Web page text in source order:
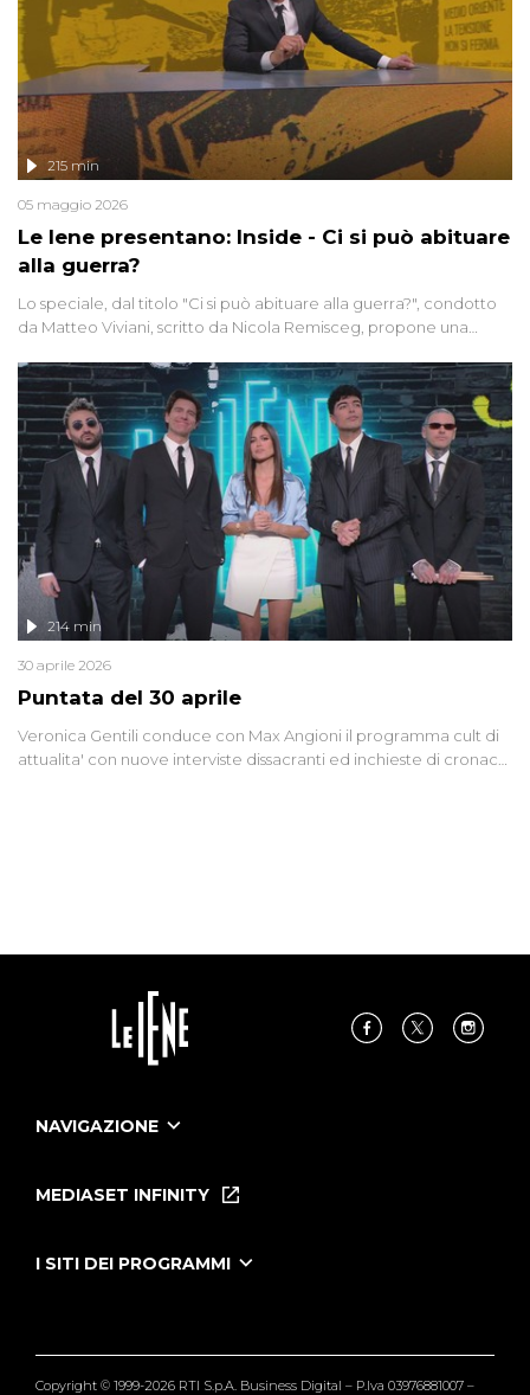
Le Iene presentano: Inside - Ci si può abituare
alla guerra?
215 min
05 maggio 2026
Lo speciale, dal titolo "Ci si può abituare alla guerra?", condotto
da Matteo Viviani, scritto da Nicola Remisceg, propone una
di settore - su quanto la guerra sia diventata una realtà pervasiva.
Anche se l'Italia non è direttamente coinvolta in conflitti armati, il
contesto globale rende impossibile considerarla un fenomeno
lontano.
Puntata del 30 aprile
214 min
30 aprile 2026
Veronica Gentili conduce con Max Angioni il programma cult di
attualita' con nuove interviste dissacranti ed inchieste di cronaca
NAVIGAZIONE
Le Iene Presentano Inside
Tutti i servizi
MEDIASET INFINITY
I SITI DEI PROGRAMMI
Copyright © 1999-2026 RTI S.p.A. Business Digital – P.Iva 03976881007 –